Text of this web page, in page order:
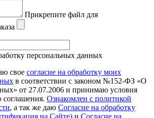
Прикрепите файл для
персональных данных
свое согласие на обработку моих
в соответствии с законом №152-ФЗ «О
от 27.07.2006 и принимаю условия
соглашения. Ознакомлен с политикой
, а так же даю Согласие на обработку